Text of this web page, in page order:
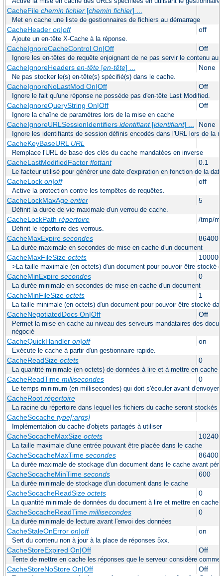
CacheFile chemin fichier[chemin fichier] ...
Met en cache une liste de gestionnaires de fichiers au démarrage
CacheHeader on|off off
Ajoute un en-tête X-Cache à la réponse.
CacheIgnoreCacheControl On|Off Off
Ignore les en-têtes de requête enjoignant de ne pas servir le contenu au
CacheIgnoreHeaders en-tête[en-tête] ... None
Ne pas stocker le(s) en-tête(s) spécifié(s) dans le cache.
CacheIgnoreNoLastMod On|Off Off
Ignore le fait qu'une réponse ne possède pas d'en-tête Last Modified.
CacheIgnoreQueryString On|Off Off
Ignore la chaîne de paramètres lors de la mise en cache
CacheIgnoreURLSessionIdentifiers identifiant[identifiant] ... None
Ignore les identifiants de session définis encodés dans l'URL lors de la
CacheKeyBaseURL URL
Remplace l'URL de base des clés du cache mandatées en inverse
CacheLastModifiedFactor flottant 0.1
Le facteur utilisé pour générer une date d'expiration en fonction de la
CacheLock on|off off
Active la protection contre les tempêtes de requêtes.
CacheLockMaxAge entier 5
Définit la durée de vie maximale d'un verrou de cache.
CacheLockPath répertoire /tmp/
Définit le répertoire des verrous.
CacheMaxExpire secondes 86400
La durée maximale en secondes de mise en cache d'un document
CacheMaxFileSize octets
>La taille maximale (en octets) d'un document pour pouvoir être stocké
CacheMinExpire secondes 0
La durée minimale en secondes de mise en cache d'un document
CacheMinFileSize octets 1
La taille minimale (en octets) d'un document pour pouvoir être stocké
CacheNegotiatedDocs On|Off Off
Permet la mise en cache au niveau des serveurs mandataires des
négocié
CacheQuickHandler on|off on
Exécute le cache à partir d'un gestionnaire rapide.
CacheReadSize octets 0
La quantité minimale (en octets) de données à lire et à mettre en cache
CacheReadTime millisecondes 0
Le temps minimum (en millisecondes) qui doit s'écouler avant d'envoyer
CacheRoot répertoire
La racine du répertoire dans lequel les fichiers du cache seront stockés
CacheSocache type[:args]
Implémentation du cache d'objets partagés à utiliser
CacheSocacheMaxSize octets 102400
La taille maximale d'une entrée pouvant être placée dans le cache
CacheSocacheMaxTime secondes 86400
La durée maximale de stockage d'un document dans le cache avant
CacheSocacheMinTime seconds 600
La durée minimale de stockage d'un document dans le cache
CacheSocacheReadSize octets 0
La quantité minimale de données du document à lire et mettre en cache
CacheSocacheReadTime millisecondes 0
La durée minimale de lecture avant l'envoi des données
CacheStaleOnError on|off on
Sert du contenu non à jour à la place de réponses 5xx.
CacheStoreExpired On|Off Off
Tente de mettre en cache les réponses que le serveur considère comme
CacheStoreNoStore On|Off Off